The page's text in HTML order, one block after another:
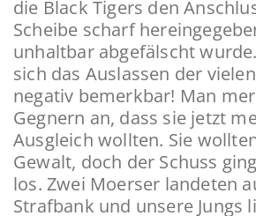
die Black Tigers den
Scheibe scharf
unhaltbar abgefälscht
sich das Auslassen der
negativ bemerkbar! Man
Gegnern an, dass sie jetzt
Ausgleich wollten. Sie
Gewalt, doch der Schuss
los. Zwei Moerser landeten
Strafbank und unsere Jungs